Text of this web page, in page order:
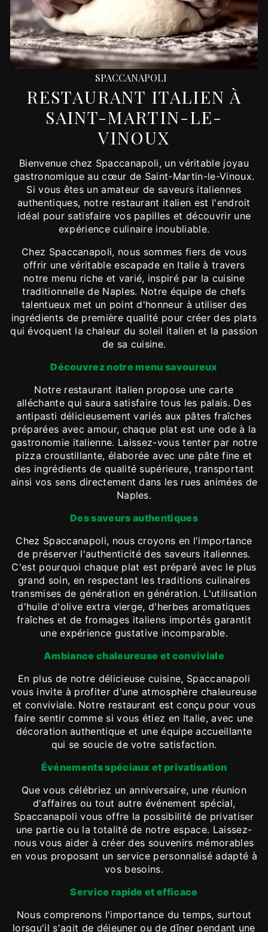
SPACCANAPOLI
RESTAURANT ITALIEN À
SAINT-MARTIN-LE-
VINOUX
Bienvenue chez Spaccanapoli, un véritable joyau
gastronomique au cœur de Saint-Martin-le-Vinoux.
Si vous êtes un amateur de saveurs italiennes
authentiques, notre restaurant italien est l'endroit
idéal pour satisfaire vos papilles et découvrir une
expérience culinaire inoubliable.
Chez Spaccanapoli, nous sommes fiers de vous
offrir une véritable escapade en Italie à travers
notre menu riche et varié, inspiré par la cuisine
traditionnelle de Naples. Notre équipe de chefs
talentueux met un point d'honneur à utiliser des
ingrédients de première qualité pour créer des plats
qui évoquent la chaleur du soleil italien et la passion
de sa cuisine.
Découvrez notre menu savoureux
Notre restaurant italien propose une carte
alléchante qui saura satisfaire tous les palais. Des
antipasti délicieusement variés aux pâtes fraîches
préparées avec amour, chaque plat est une ode à la
gastronomie italienne. Laissez-vous tenter par notre
pizza croustillante, élaborée avec une pâte fine et
des ingrédients de qualité supérieure, transportant
ainsi vos sens directement dans les rues animées de
Naples.
Des saveurs authentiques
Chez Spaccanapoli, nous croyons en l'importance
de préserver l'authenticité des saveurs italiennes.
C'est pourquoi chaque plat est préparé avec le plus
grand soin, en respectant les traditions culinaires
transmises de génération en génération. L'utilisation
d'huile d'olive extra vierge, d'herbes aromatiques
fraîches et de fromages italiens importés garantit
une expérience gustative incomparable.
Ambiance chaleureuse et conviviale
En plus de notre délicieuse cuisine, Spaccanapoli
vous invite à profiter d'une atmosphère chaleureuse
et conviviale. Notre restaurant est conçu pour vous
faire sentir comme si vous étiez en Italie, avec une
décoration authentique et une équipe accueillante
qui se soucie de votre satisfaction.
Événements spéciaux et privatisation
Que vous célébriez un anniversaire, une réunion
d'affaires ou tout autre événement spécial,
Spaccanapoli vous offre la possibilité de privatiser
une partie ou la totalité de notre espace. Laissez-
nous vous aider à créer des souvenirs mémorables
en vous proposant un service personnalisé adapté à
vos besoins.
Service rapide et efficace
Nous comprenons l'importance du temps, surtout
lorsqu'il s'agit de déjeuner ou de dîner pendant une